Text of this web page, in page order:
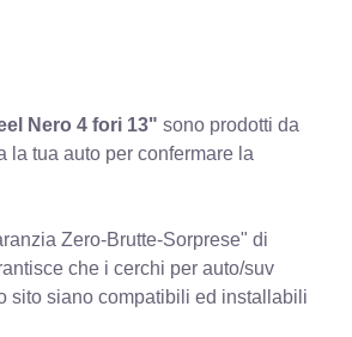
Nero 4 fori 13" sono prodotti da
la tua auto per confermare la
Zero-Brutte-Sorprese" di
che i cerchi per auto/suv
sito siano compatibili ed installabili